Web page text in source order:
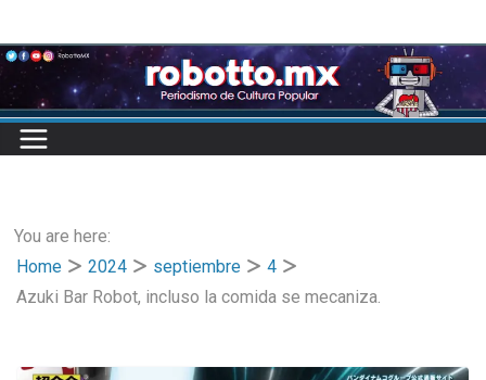
to
content
You are here:
Home
2024 septiembre
4
Azuki Bar Robot, incluso la comida se mecaniza.